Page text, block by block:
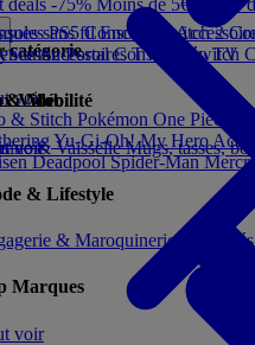
deals -75% Moins de 5€ Moins
catégorie
voir
PS5Consoles Switch 2
PortalConsoles Switch
Vidéo
voir& VaisselleMugs, tasses,
& Lifestyle
& Maroquinerie Porte-
Marques
voir
sans filEnceintes
Accessoires TV/VidéoTV
& Mobilité
voir
& Stitch Pokémon One Piece
Yu-Gi-Oh!My Hero
DeadpoolSpider-Man